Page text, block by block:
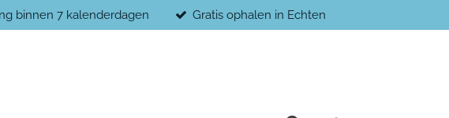
binnen 7 kalenderdagen Gratis ophalen in Echten